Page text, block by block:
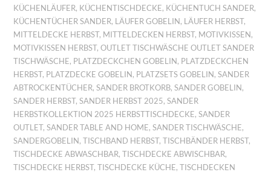
KÜCHENLÄUFER, KÜCHENTISCHDECKE, KÜCHENTUCH SANDER,
KÜCHENTÜCHER SANDER, LÄUFER GOBELIN, LÄUFER HERBST,
MITTELDECKE HERBST, MITTELDECKEN HERBST, MOTIVKISSEN,
MOTIVKISSEN HERBST,OUTLET TISCHWÄSCHE OUTLET SANDER
TISCHWÄSCHE, PLATZDECKCHEN GOBELIN, PLATZDECKCHEN
HERBST, PLATZDECKE GOBELIN, PLATZSETS GOBELIN,SANDER
ABTROCKENTÜCHER,SANDER BROTKORB,SANDER GOBELIN,
SANDER HERBST,SANDER HERBST 2025,SANDER
HERBSTKOLLEKTION 2025 HERBSTTISCHDECKE,SANDER
OUTLET,SANDER TABLE AND HOME,SANDER TISCHWÄSCHE,
SANDERGOBELIN,TISCHBAND HERBST,TISCHBÄNDER HERBST,
TISCHDECKE ABWASCHBAR,TISCHDECKE ABWISCHBAR,
TISCHDECKE HERBST,TISCHDECKE KÜCHE,TISCHDECKEN